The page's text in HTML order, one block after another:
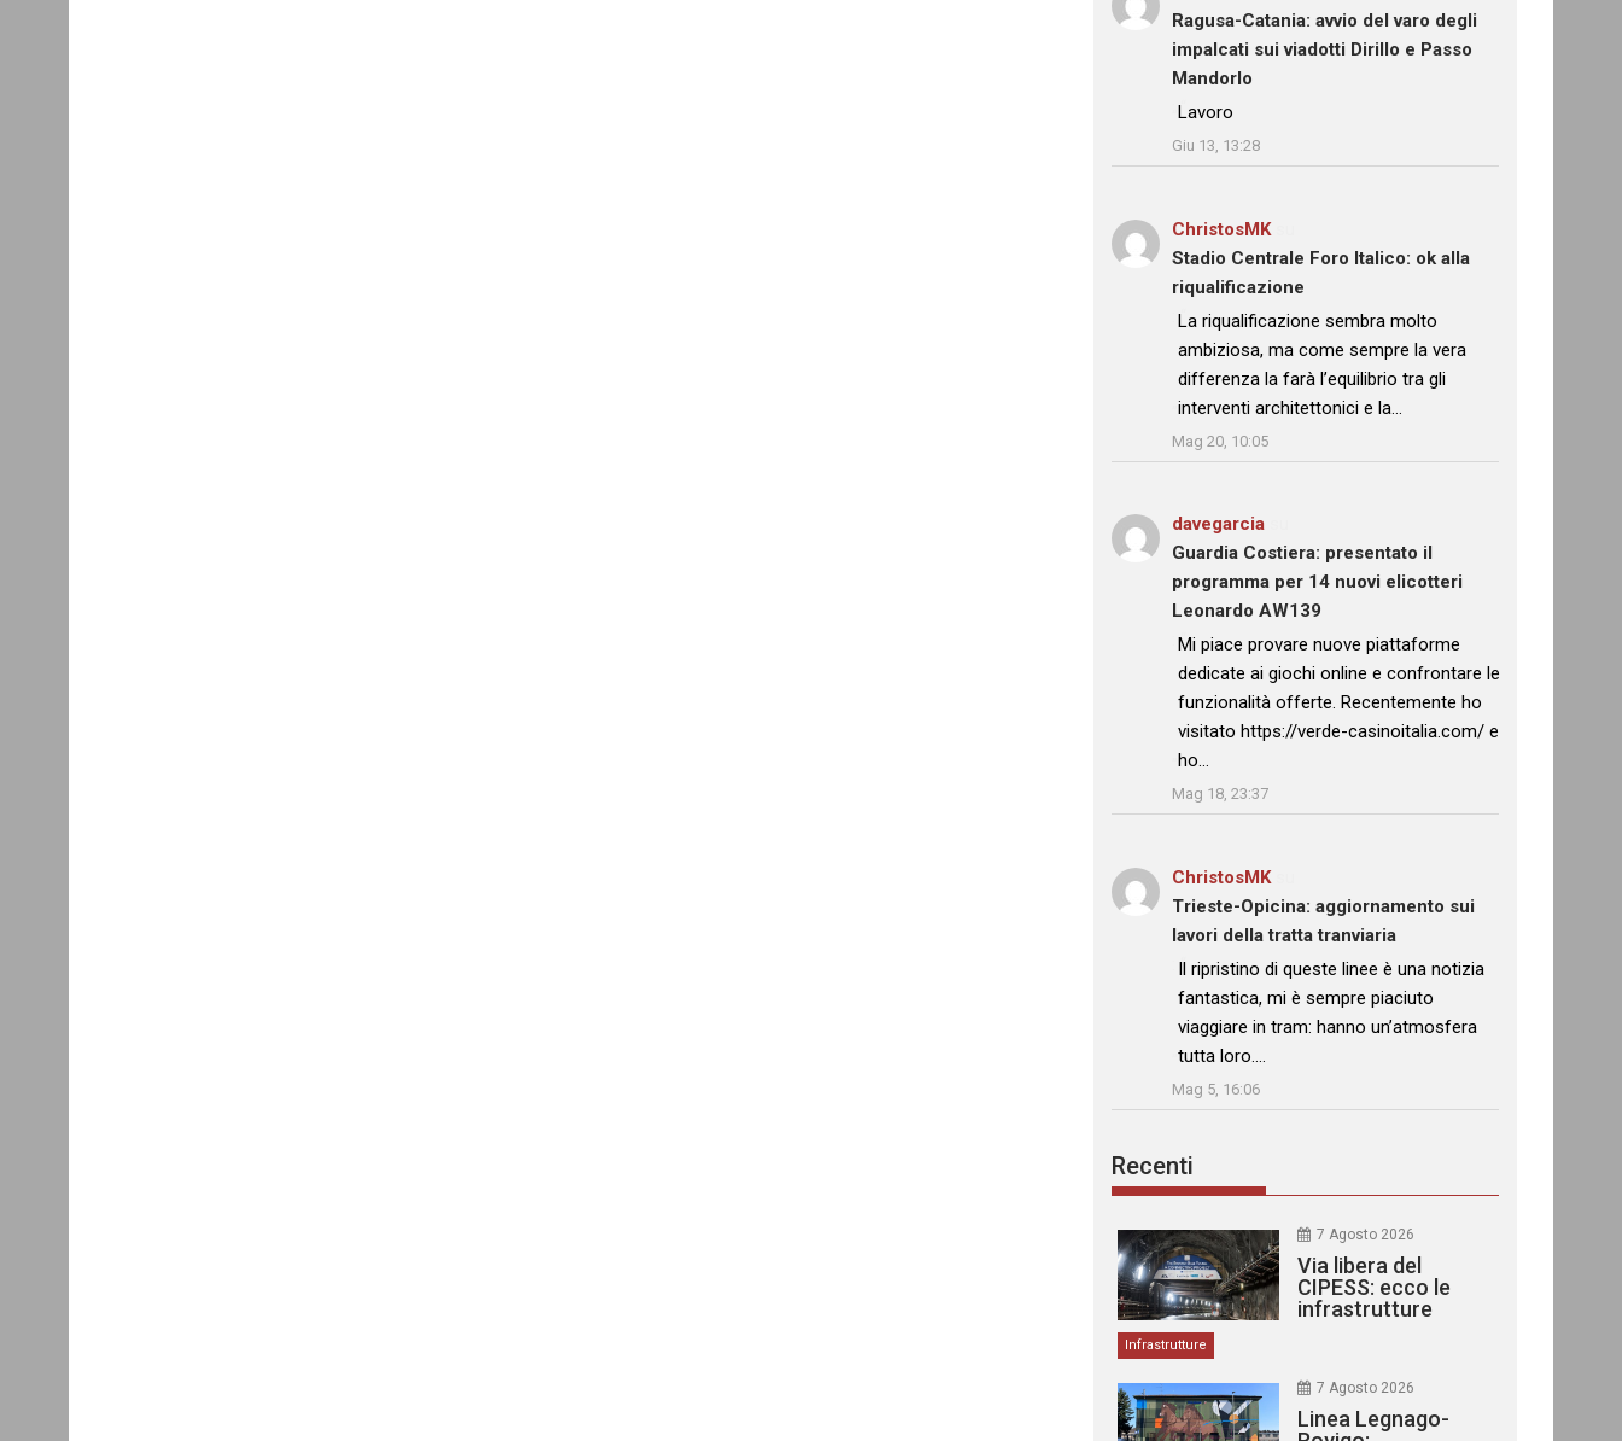
Ragusa-Catania: avvio del varo degli
impalcati sui viadotti Dirillo e Passo
Mandorlo
: “Lavoro
Giu 13, 13:28
ChristosMKsu
Stadio Centrale Foro Italico: ok alla
riqualificazione
: “La riqualificazione sembra molto
ambiziosa, ma come sempre la vera
differenza la farà l’equilibrio tra gli
interventi architettonici e la…
Mag 20, 10:05
davegarcia
Guardia Costiera: presentato il
programma per 14 nuovi elicotteri
Leonardo AW139
: “
Mi piace provare nuove piattaforme
dedicate ai giochi online e confrontare le
funzionalità offerte. Recentemente ho
visitato https://verde-casinoitalia.com/ e
ho…
Mag 18, 23:37
ChristosMKsu
Trieste-Opicina: aggiornamento sui
lavori della tratta tranviaria
: “
Il ripristino di queste linee è una notizia
fantastica, mi è sempre piaciuto
viaggiare in tram: hanno un’atmosfera
tutta loro.…
Mag 5, 16:06
Recenti
7 Agosto 2026
Via libera del
CIPESS: ecco le
infrastrutture
Infrastrutture
7 Agosto 2026
Linea Legnago-